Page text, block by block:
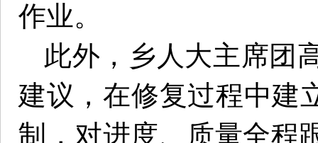
作业。
此外，乡人大主席团
建议，在修复过程中建
制，对进度、质量全程